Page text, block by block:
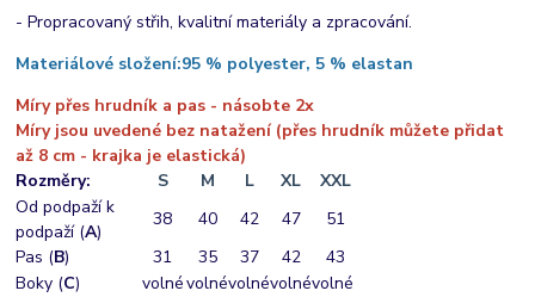
- Propracovaný střih, kvalitní materiály a zpracování.
Materiálové složení:95 % polyester, 5 % elastan
Míry přes hrudník a pas - násobte 2x
Míry jsou uvedené bez natažení (přes hrudník můžete přidat
až 8 cm - krajka je elastická)
Rozměry:
S M L XL
XXL
Od podpaží k
podpaží (A)
38 40 42 47
51
Pas (B) 31 35 37 42
43
Boky (C) volnévolnévolnévolnévolné